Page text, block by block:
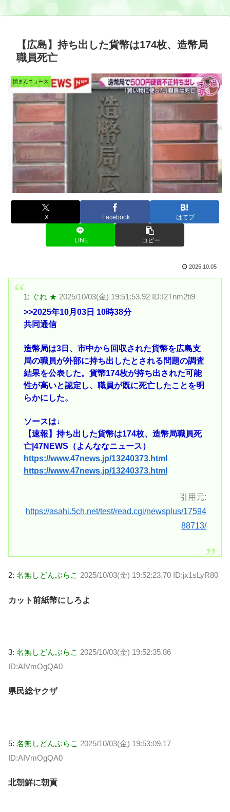
【広島】持ち出した貨幣は174枚、造幣局
職員死亡
憤まんニュース
X Facebook はてブ
LINE コピー
2025.10.05
1: ぐれ ★ 2025/10/03(金) 19:51:53.92 ID:I2Tnm2ti9
>>2025年10月03日 10時38分
共同通信
造幣局は3日、市中から回収された貨幣を広島支
局の職員が外部に持ち出したとされる問題の調査
結果を公表した。貨幣174枚が持ち出された可能
性が高いと認定し、職員が既に死亡したことを明
らかにした。
ソースは↓
【速報】持ち出した貨幣は174枚、造幣局職員死
亡|47NEWS（よんななニュース）
https://www.47news.jp/13240373.html
https://www.47news.jp/13240373.html
引用元:
https://asahi.5ch.net/test/read.cgi/newsplus/17594
88713/
2: 名無しどんぶらこ 2025/10/03(金) 19:52:23.70 ID:jx1sLyR80
カット前紙幣にしろよ
3: 名無しどんぶらこ 2025/10/03(金) 19:52:35.86
ID:AIVmOgQA0
県民総ヤクザ
5: 名無しどんぶらこ 2025/10/03(金) 19:53:09.17
ID:AIVmOgQA0
北朝鮮に朝貢